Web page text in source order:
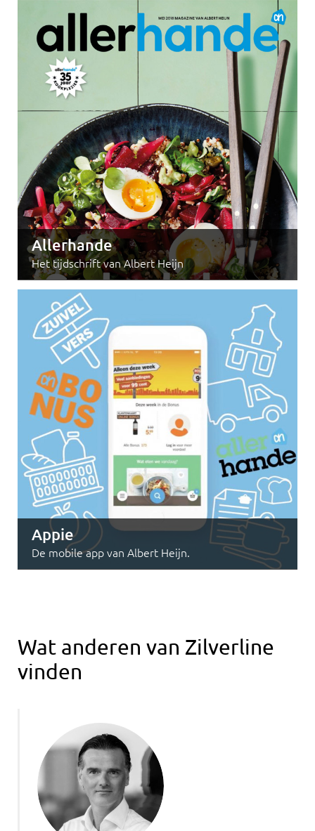
Allerhande
Het tijdschrift van Albert Heijn
Appie
De mobile app van Albert Heijn.
Wat anderen van Zilverline
vinden